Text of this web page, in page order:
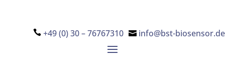
+49 (0) 30 – 76767310 info@bst-biosensor.de